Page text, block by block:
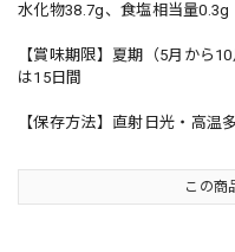
水化物38.7g、食塩相当量
【賞味期限】夏期（5月から
は15日間
【保存方法】直射日光・高温
この商